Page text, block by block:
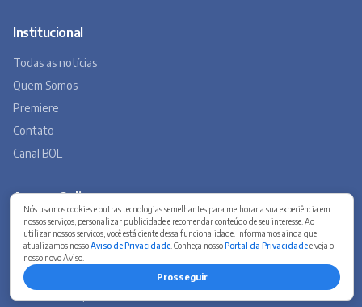
Nós usamos cookies e outras tecnologias semelhantes para melhorar a sua experiência em
nossos serviços, personalizar publicidade e recomendar conteúdo de seu interesse. Ao
utilizar nossos serviços, você está ciente dessa funcionalidade. Informamos ainda que
atualizamos nossoAviso de Privacidade . Conheça nossoPortal da Privacidadee veja o
nosso novo Aviso.
Prosseguir
Institucional
Todas as notícias
Quem Somos
Premiere
Contato
Canal BOL
Acervo Online
Barbacena, um lugar a Beira do Caminho
A história de Barbacena em fotos antigas
Museu Virtual